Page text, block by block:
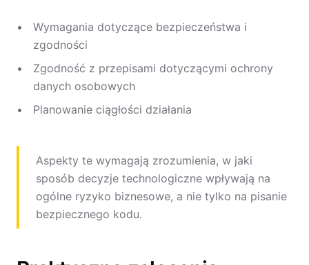
Wymagania dotyczące bezpieczeństwa i
zgodności
Zgodność z przepisami dotyczącymi ochrony
danych osobowych
Planowanie ciągłości działania
Aspekty te wymagają zrozumienia, w jaki
sposób decyzje technologiczne wpływają na
ogólne ryzyko biznesowe, a nie tylko na pisanie
bezpiecznego kodu.